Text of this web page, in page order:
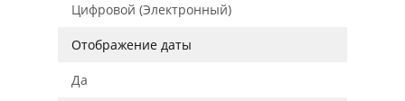
Цифровой (Электронный)
Отображение даты
Да